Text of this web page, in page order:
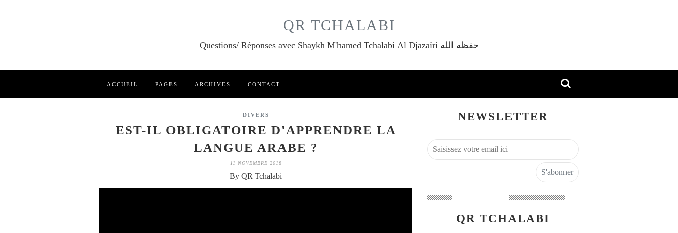
QR TCHALABI
Questions/ Réponses avec Shaykh M'hamed Tchalabi Al Djazaïri حفظه الله
ACCUEIL PAGES ARCHIVES CONTACT
DIVERS
EST-IL OBLIGATOIRE D'APPRENDRE LA
LANGUE ARABE ?
11 NOVEMBRE 2018
By QR Tchalabi
NEWSLETTER
QR TCHALABI